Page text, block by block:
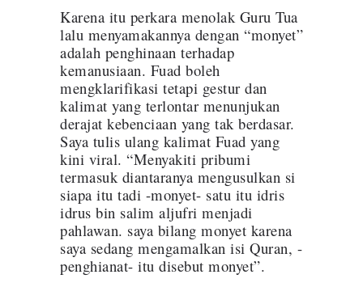
Karena itu perkara menolak Guru Tua
lalu menyamakannya dengan “monyet”
adalah penghinaan terhadap
kemanusiaan. Fuad boleh
mengklarifikasi tetapi gestur dan
kalimat yang terlontar menunjukan
derajat kebenciaan yang tak berdasar.
Saya tulis ulang kalimat Fuad yang
kini viral. “Menyakiti pribumi
termasuk diantaranya mengusulkan si
siapa itu tadi -monyet- satu itu idris
idrus bin salim aljufri menjadi
pahlawan. saya bilang monyet karena
saya sedang mengamalkan isi Quran, -
penghianat- itu disebut monyet”.